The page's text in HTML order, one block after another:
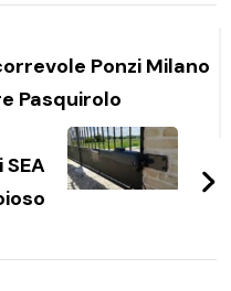
Ponzi Milano
Pasquirolo